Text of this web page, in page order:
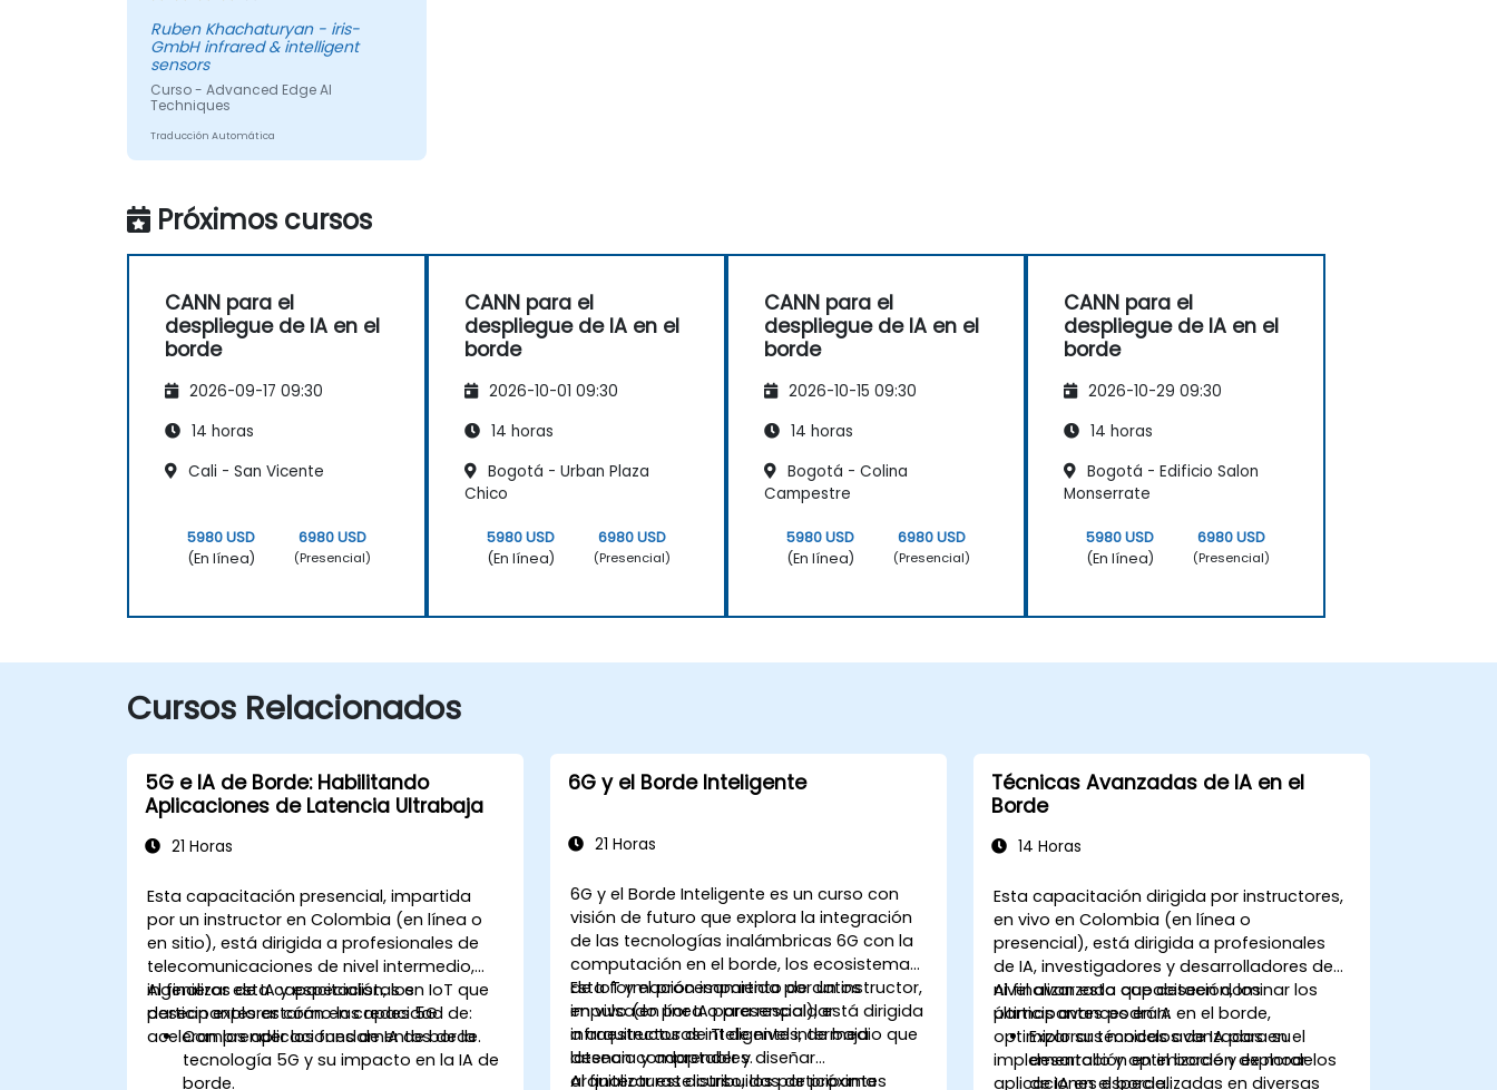
Ruben Khachaturyan - iris-
GmbH infrared & intelligent
sensors
Curso - Advanced Edge AI
Techniques
Traducción Automática
Próximos cursos
CANN para el
despliegue de IA en el
borde
2026-09-17 09:30
14 horas
Cali - San Vicente
5980 USD
(En línea)
6980 USD
(Presencial)
CANN para el
despliegue de IA en el
borde
2026-10-01 09:30
14 horas
Bogotá - Urban Plaza
Chico
5980 USD
(En línea)
6980 USD
(Presencial)
CANN para el
despliegue de IA en el
borde
2026-10-15 09:30
14 horas
Bogotá - Colina
Campestre
5980 USD
(En línea)
6980 USD
(Presencial)
CANN para el
despliegue de IA en el
borde
2026-10-29 09:30
14 horas
Bogotá - Edificio Salon
Monserrate
5980 USD
(En línea)
6980 USD
(Presencial)
Cursos Relacionados
5G e IA de Borde: Habilitando
Aplicaciones de Latencia Ultrabaja
21 Horas
Esta capacitación presencial, impartida
por un instructor en Colombia (en línea o
en sitio), está dirigida a profesionales de
telecomunicaciones de nivel intermedio,
ingenieros de IA y especialistas en IoT que
desean explorar cómo las redes 5G
aceleran las aplicaciones de IA de borde.
Al finalizar esta capacitación, los
participantes estarán en capacidad de:
Comprender los fundamentos de la
tecnología 5G y su impacto en la IA de
borde.
6G y el Borde Inteligente
21 Horas
6G y el Borde Inteligente es un curso con
visión de futuro que explora la integración
de las tecnologías inalámbricas 6G con la
computación en el borde, los ecosistemas
de IoT y el procesamiento de datos
impulsado por IA para respaldar
infraestructuras inteligentes, de baja
latencia y adaptables.
Esta formación impartida por un instructor,
en vivo (en línea o presencial), está dirigida
a arquitectos de TI de nivel intermedio que
desean comprender y diseñar
arquitecturas distribuidas de próxima
Al finalizar este curso, los participantes
Técnicas Avanzadas de IA en el
Borde
14 Horas
Esta capacitación dirigida por instructores,
en vivo en Colombia (en línea o
presencial), está dirigida a profesionales
de IA, investigadores y desarrolladores de
nivel avanzado que deseen dominar los
últimos avances en IA en el borde,
optimizar sus modelos de IA para su
implementación en el borde y explorar
aplicaciones especializadas en diversas
Al finalizar esta capacitación, los
participantes podrán:
Explorar técnicas avanzadas en el
desarrollo y optimización de modelos
de IA en el borde.